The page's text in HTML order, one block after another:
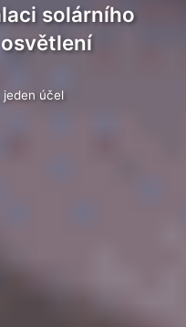
solárního
jeden účel